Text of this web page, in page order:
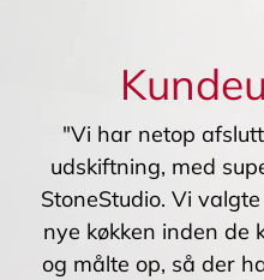
"Vi har netop
udskiftning, med
StoneStudio. Vi
nye køkken inden de
og målte op, så der